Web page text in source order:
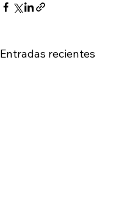
Entradas recientes